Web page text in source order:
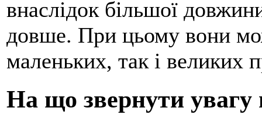
внаслідок більшої
довше. При цьому вони
маленьких, так і великих
На що звернути увагу